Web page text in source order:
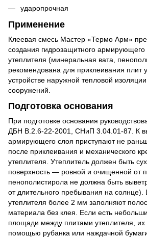
ударопрочная
Применение
Клеевая смесь Мастер «Термо Арм»
создания гидрозащитного
утеплителя (минеральная вата,
рекомендована для приклеивания плит
устройстве наружной тепловой
сооружений.
Подготовка основания
При подготовке основания
ДБН В.2.6-22-2001, СНиП 3.04.01-87. К
армирующего слоя приступают не
после приклеивания и механического
утеплителя. Утеплитель должен быть
поверхность — ровной и очищенной от
пенополистирола не должна быть
от длительного пребывания на
утеплителя более 2 мм заполняют
материала без клея. Если есть
площади между плитами утеплителя,
помощью рубанка или наждачной